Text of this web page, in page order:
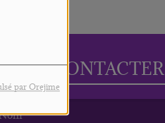
par Orejime
CONTACTER